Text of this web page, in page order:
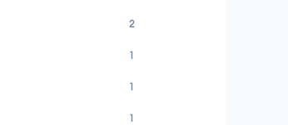
2
1
1
1